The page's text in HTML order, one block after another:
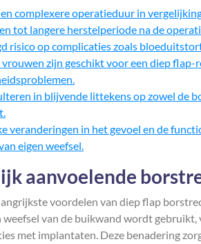
en complexere operatieduur in
tot langere herstelperiode na de
risico op complicaties zoals
zijn geschikt voor een diep
in blijvende littekens op zowel de
veranderingen in het gevoel en de
eigen weefsel.
aanvoelende
voordelen van diep flap
van de buikwand wordt
met implantaten. Deze benadering